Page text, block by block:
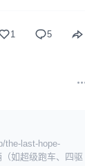
1 5
the-last-hope-
如超级跑车、四驱